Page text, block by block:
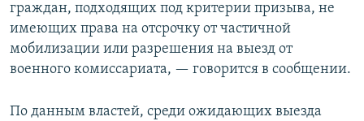
граждан, подходящих под критерии призыва, не
имеющих права на отсрочку от частичной
мобилизации или разрешения на выезд от
военного комиссариата, — говорится в сообщении.
По данным властей, среди ожидающих выезда